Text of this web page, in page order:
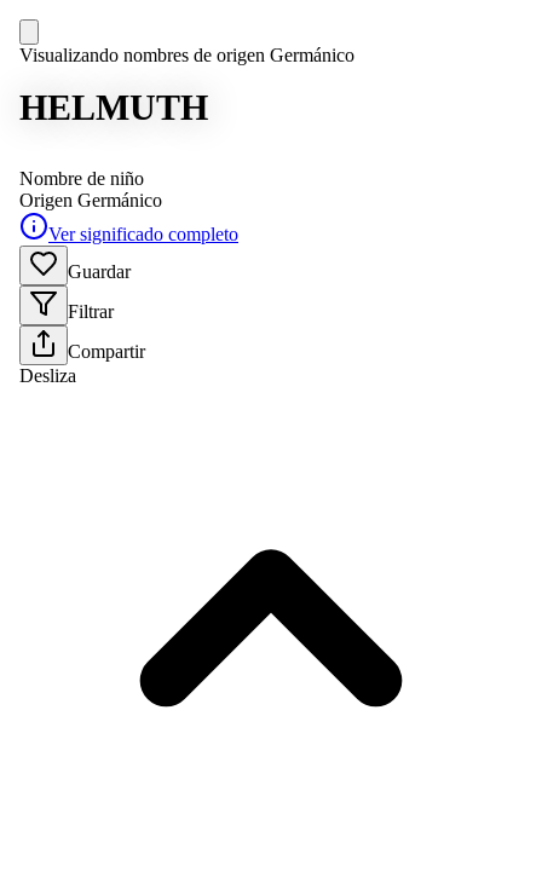
Visualizando nombres de origen Germánico
HELMUTH
Nombre de niño
Origen Germánico
Ver significado completo
Guardar
Filtrar
Compartir
Desliza